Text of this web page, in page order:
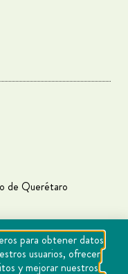
de Querétaro
para obtener datos
usuarios, ofrecer
y mejorar nuestros